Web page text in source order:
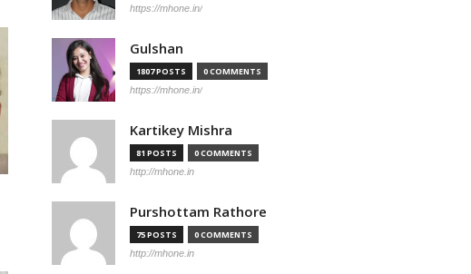
https://mhone.in/
Gulshan
1807 POSTS 0 COMMENTS
https://mhone.in/
Kartikey Mishra
81 POSTS 0 COMMENTS
http://mhone.in
Purshottam Rathore
75 POSTS 0 COMMENTS
http://mhone.in